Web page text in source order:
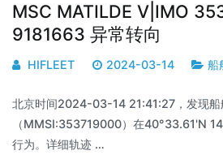
MSC MATILDE V|IMO
9181663 异常转向
HIFLEET 2024-03-14 船
北京时间2024-03-14 21:41:27，发现
（MMSI:353719000）在40°33.61'N
行为。详细轨迹 …